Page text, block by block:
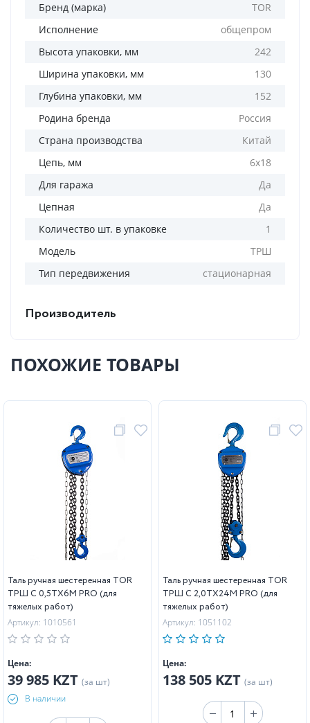
Бренд (марка)
TOR
Исполнение
общепром
Высота упаковки, мм
242
Ширина упаковки, мм
130
Глубина упаковки, мм
152
Родина бренда
Россия
Страна производства
Китай
Цепь, мм
6х18
Для гаража
Да
Цепная
Да
Количество шт. в упаковке
1
Модель
ТРШ
Тип передвижения
стационарная
Производитель
ПОХОЖИЕ ТОВАРЫ
Таль ручная шестеренная TOR
ТРШ C 0,5ТХ6М PRO (для
тяжелых работ)
Артикул: 1010561
Цена:
39 985 KZT (за шт)
В наличии
Таль ручная шестеренная TOR
ТРШ C 2,0ТХ24М PRO (для
тяжелых работ)
Артикул: 1051102
Цена:
138 505 KZT (за шт)